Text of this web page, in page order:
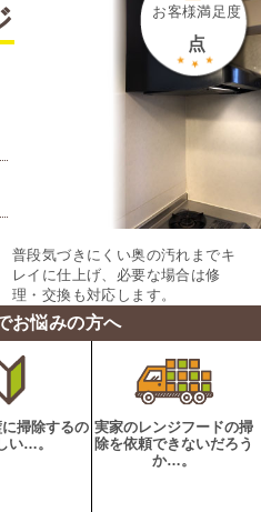
お客様満足度
点
普段気づきにくい奥の汚れまでキ
レイに仕上げ、必要な場合は修
理・交換も対応します。
お悩みの方へ
掃除するの
い…。
実家のレンジフードの掃
除を依頼できないだろう
か…。